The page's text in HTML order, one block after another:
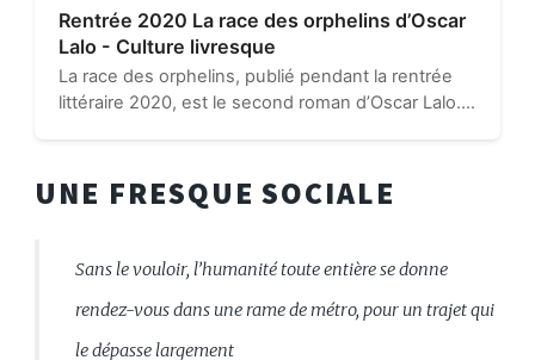
Rentrée 2020 La race des orphelins d’Oscar
Lalo - Culture livresque
La race des orphelins, publié pendant la rentrée
littéraire 2020, est le second roman d’Oscar Lalo.
UNE FRESQUE SOCIALE
Sans le vouloir, l’humanité toute entière se donne
rendez-vous dans une rame de métro, pour un trajet qui
le dépasse largement